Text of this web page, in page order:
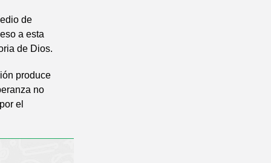
de
a esta
de Dios.
produce
no
el